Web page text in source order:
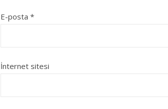
E-posta *
İnternet sitesi